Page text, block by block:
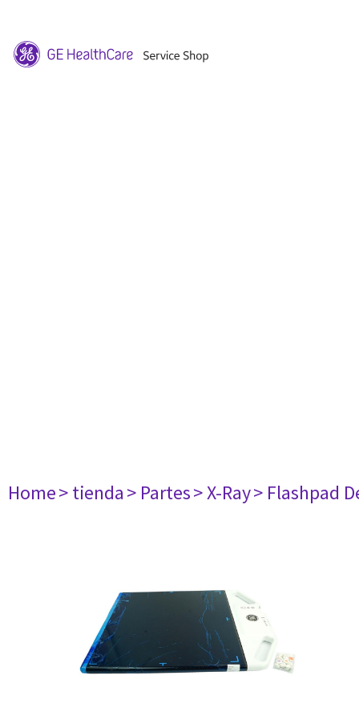
Home> tienda> Partes> X-Ray> Flashpad